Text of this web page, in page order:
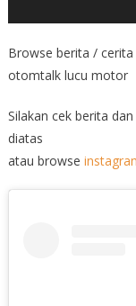
Browse berita /
otomtalk lucu motor
Silakan cek berita
diatas
atau browse